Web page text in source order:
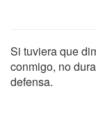
Si tuviera que
conmigo, no
defensa.